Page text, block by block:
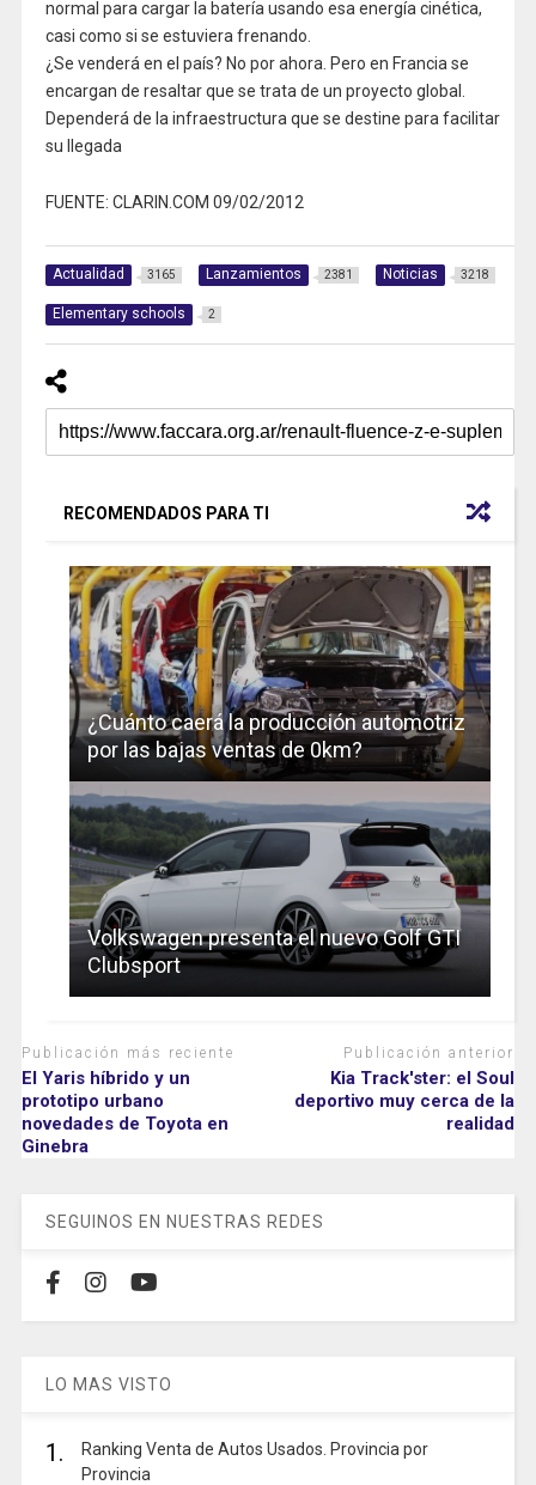
normal para cargar la batería usando esa energía cinética,
casi como si se estuviera frenando.
¿Se venderá en el país? No por ahora. Pero en Francia se
encargan de resaltar que se trata de un proyecto global.
Dependerá de la infraestructura que se destine para facilitar
su llegada
FUENTE: CLARIN.COM 09/02/2012
Actualidad 3165 Lanzamientos 2381 Noticias 3218
Elementary schools 2
RECOMENDADOS PARA TI
¿Cuánto caerá la producción automotriz
por las bajas ventas de 0km?
Volkswagen presenta el nuevo Golf GTI
Clubsport
Publicación más reciente
El Yaris híbrido y un
prototipo urbano
novedades de Toyota en
Ginebra
Publicación anterior
Kia Track'ster: el Soul
deportivo muy cerca de la
realidad
SEGUINOS EN NUESTRAS REDES
LO MAS VISTO
1.
Ranking Venta de Autos Usados. Provincia por
Provincia